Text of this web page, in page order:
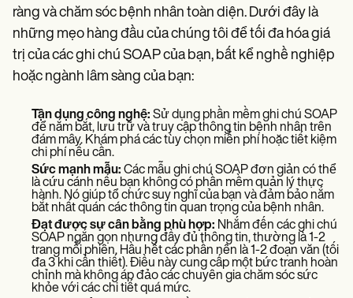
ràng và chăm sóc bệnh nhân toàn diện. Dưới đây là
những mẹo hàng đầu của chúng tôi để tối đa hóa giá
trị của các ghi chú SOAP của bạn, bất kể nghề nghiệp
hoặc ngành lâm sàng của bạn:
Tận dụng công nghệ: Sử dụng phần mềm ghi chú SOAP
để nắm bắt, lưu trữ và truy cập thông tin bệnh nhân trên
đám mây. Khám phá các tùy chọn miễn phí hoặc tiết kiệm
chi phí nếu cần.
Sức mạnh mẫu: Các mẫu ghi chú SOAP đơn giản có thể
là cứu cánh nếu bạn không có phần mềm quản lý thực
hành. Nó giúp tổ chức suy nghĩ của bạn và đảm bảo nắm
bắt nhất quán các thông tin quan trọng của bệnh nhân.
Đạt được sự cân bằng phù hợp: Nhắm đến các ghi chú
SOAP ngắn gọn nhưng đầy đủ thông tin, thường là 1-2
trang mỗi phiên. Hầu hết các phần nên là 1-2 đoạn văn (tối
đa 3 khi cần thiết). Điều này cung cấp một bức tranh hoàn
chỉnh mà không áp đảo các chuyên gia chăm sóc sức
khỏe với các chi tiết quá mức.